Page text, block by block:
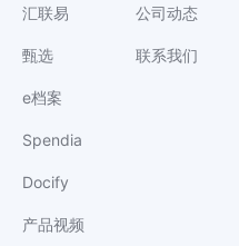
汇联易
甄选
e档案
Spendia
Docify
产品视频
公司动态
联系我们